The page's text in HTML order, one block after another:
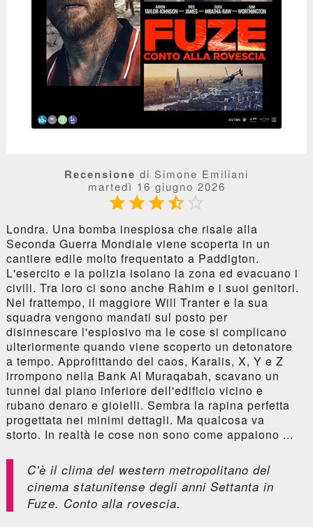
Recensione di Simone Emiliani
martedì 16 giugno 2026
 
Londra. Una bomba inesplosa che risale alla
Seconda Guerra Mondiale viene scoperta in un
cantiere edile molto frequentato a Paddigton.
L'esercito e la polizia isolano la zona ed evacuano i
civili. Tra loro ci sono anche Rahim e i suoi genitori.
Nel frattempo, il maggiore Will Tranter e la sua
squadra vengono mandati sul posto per
disinnescare l'esplosivo ma le cose si complicano
ulteriormente quando viene scoperto un detonatore
a tempo. Approfittando del caos, Karalis, X, Y e Z
irrompono nella Bank Al Muraqabah, scavano un
tunnel dal piano inferiore dell'edificio vicino e
rubano denaro e gioielli. Sembra la rapina perfetta
progettata nei minimi dettagli. Ma qualcosa va
storto. In realtà le cose non sono come appaiono ...
C'è il clima del western metropolitano del
cinema statunitense degli anni Settanta in
Fuze. Conto alla rovescia.